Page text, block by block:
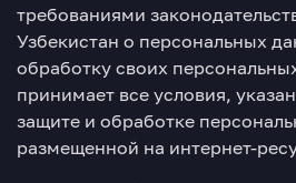
требованиями
Узбекистан о персональных
обработку своих
принимает все условия,
защите и обработке
размещенной на интернет-